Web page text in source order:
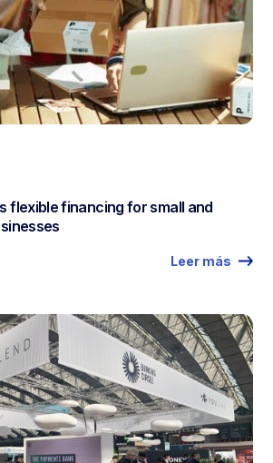
flexible financing for small and
Leer más